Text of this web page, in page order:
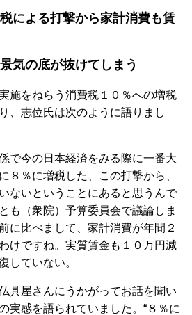
による打撃から家計消費も賃
気の底が抜けてしまう
施をねらう消費税１０％への増税
、志位氏は次のように語りまし
で今の日本経済をみる際に一番大
８％に増税した、この打撃から、
ないということにあると思うんで
も（衆院）予算委員会で議論しま
に比べまして、家計消費が年間２
けですね。実質賃金も１０万円減
していない。
具屋さんにうかがってお話を聞い
実感を語られていました。“８％に